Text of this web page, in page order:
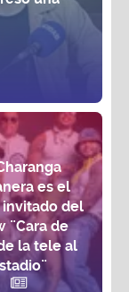
es el
del
¨Cara de
la tele al